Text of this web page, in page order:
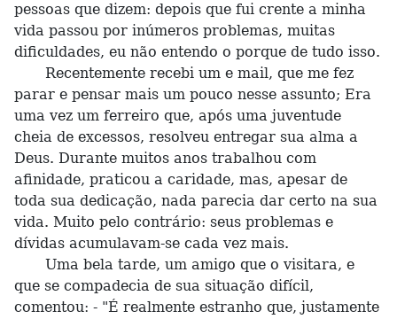
pessoas que dizem: depois que fui crente a minha
vida passou por inúmeros problemas, muitas
dificuldades, eu não entendo o porque de tudo isso.
Recentemente recebi um e mail, que me fez
parar e pensar mais um pouco nesse assunto; Era
uma vez um ferreiro que, após uma juventude
cheia de excessos, resolveu entregar sua alma a
Deus. Durante muitos anos trabalhou com
afinidade, praticou a caridade, mas, apesar de
toda sua dedicação, nada parecia dar certo na sua
vida. Muito pelo contrário: seus problemas e
dívidas acumulavam-se cada vez mais.
Uma bela tarde, um amigo que o visitara, e
que se compadecia de sua situação difícil,
comentou: - "É realmente estranho que, justamente